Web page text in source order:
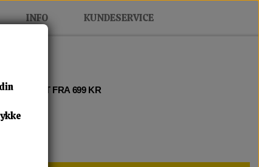
INFO KUNDESERVICE
FRI FRAGT FRA 699 KR